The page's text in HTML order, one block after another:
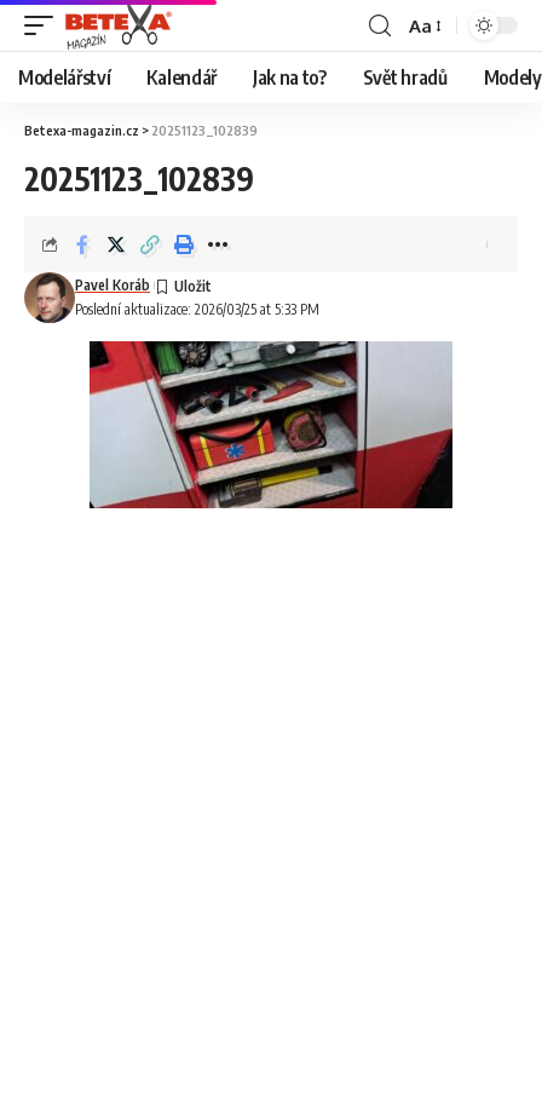
Aa
Modelářství Kalendář Jak na to? Svět hradů
Betexa-magazin.cz > 20251123_102839
20251123_102839
Poslední aktualizace: 2026/03/25 at 5:33 PM
Pavel Koráb